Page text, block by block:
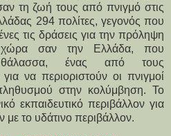
τη ζωή τους από πνιγμό στις
294 πολίτες, γεγονός που
τις δράσεις για την πρόληψη
σαν την Ελλάδα, που
θάλασσα, ένας από τους
να περιοριστούν οι πνιγμοί
στην κολύμβηση. Το
εκπαιδευτικό περιβάλλον για
με το υδάτινο περιβάλλον.